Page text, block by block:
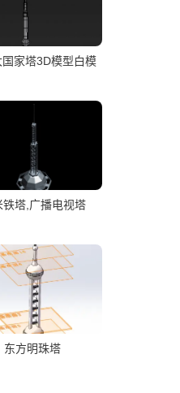
国家塔3D模型白模
铁塔,广播电视塔
东方明珠塔